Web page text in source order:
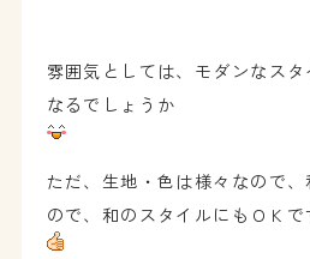
雰囲気としては、モダンなス
なるでしょうか
ただ、生地・色は様々なので
ので、和のスタイルにもＯＫで